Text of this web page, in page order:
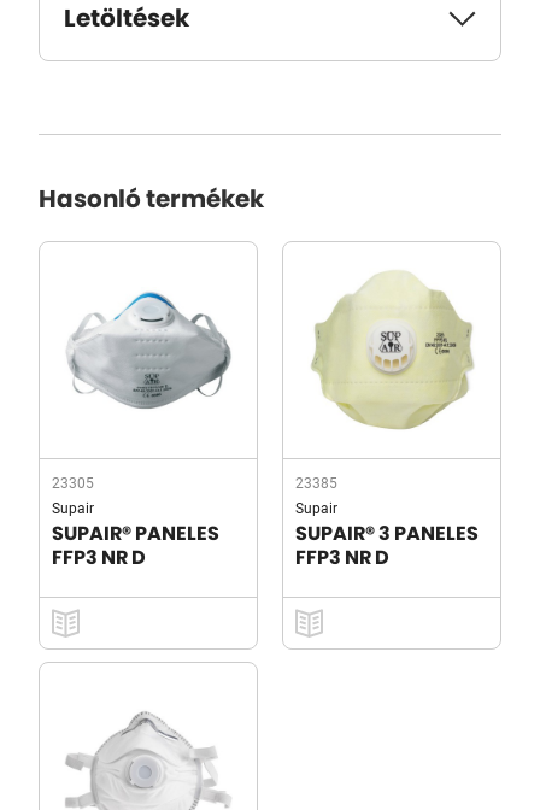
Letöltések
Hasonló termékek
23305
Supair
SUPAIR® PANELES
FFP3 NR D
23385
Supair
SUPAIR® 3 PANELES
FFP3 NR D